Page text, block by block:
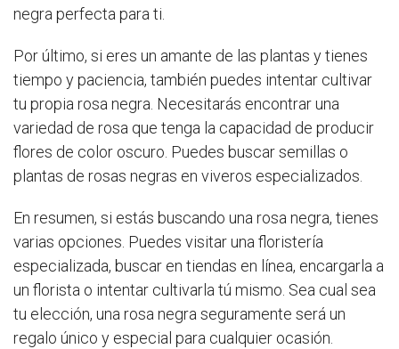
negra perfecta para ti.
Por último, si eres un amante de las plantas y tienes
tiempo y paciencia, también puedes intentar cultivar
tu propia rosa negra. Necesitarás encontrar una
variedad de rosa que tenga la capacidad de producir
flores de color oscuro. Puedes buscar semillas o
plantas de rosas negras en viveros especializados.
En resumen, si estás buscando una rosa negra, tienes
varias opciones. Puedes visitar una floristería
especializada, buscar en tiendas en línea, encargarla a
un florista o intentar cultivarla tú mismo. Sea cual sea
tu elección, una rosa negra seguramente será un
regalo único y especial para cualquier ocasión.